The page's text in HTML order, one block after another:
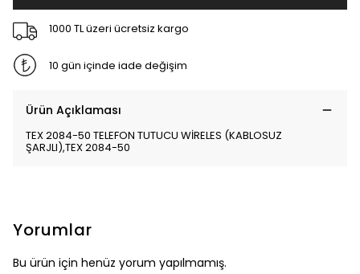
1000 TL üzeri ücretsiz kargo
10 gün içinde iade değişim
Ürün Açıklaması
TEX 2084-50 TELEFON TUTUCU WİRELES (KABLOSUZ
ŞARJLI),TEX 2084-50
Yorumlar
Bu ürün için henüz yorum yapılmamış.